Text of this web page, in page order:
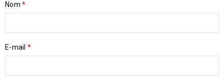
Nom *
E-mail *